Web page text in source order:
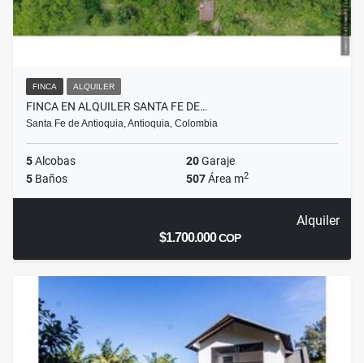
FINCA ALQUILER
FINCA EN ALQUILER SANTA FE DE…
Santa Fe de Antioquia, Antioquia, Colombia
5Alcobas 20Garaje
5 Baños 507Área m2
Alquiler
$1.700.000COP